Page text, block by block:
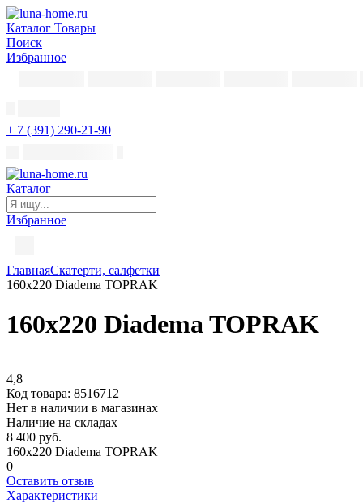
Каталог Товары
Поиск
Избранное
+ 7 (391) 290-21-90
Каталог
Избранное
ГлавнаяСкатерти, салфетки
160х220 Diadema TOPRAK
160х220 Diadema TOPRAK
4,8
Код товара: 8516712
Нет в наличии в магазинах
Наличие на складах
8 400 руб.
160х220 Diadema TOPRAK
0
Оставить отзыв
Характеристики